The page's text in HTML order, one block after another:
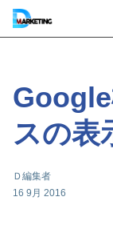
スの表
Ｄ編集者
16 9月 2016